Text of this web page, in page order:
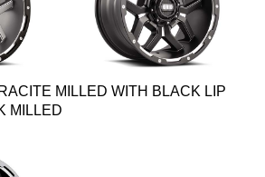
MILLED WITH BLACK LIP
MILLED